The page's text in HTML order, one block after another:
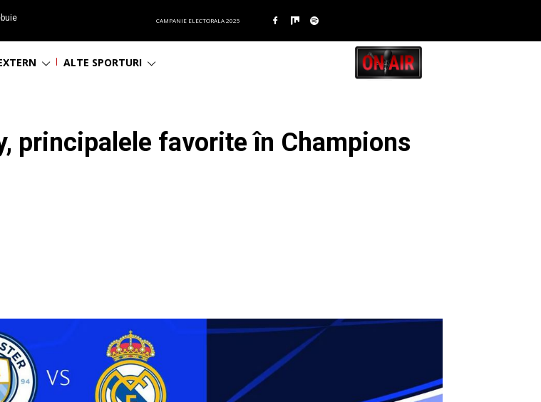
CAMPANIE ELECTORALA 2025
ALTE SPORTURI
principalele favorite în Champions